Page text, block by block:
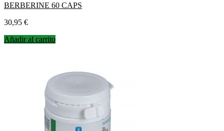
BERBERINE 60 CAPS
Precio
30,95 €
Añadir al carrito